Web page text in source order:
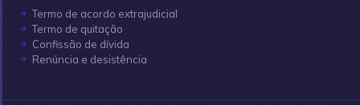
Termo de acordo extrajudicial
Termo de quitação
Confissão de dívida
Renúncia e desistência